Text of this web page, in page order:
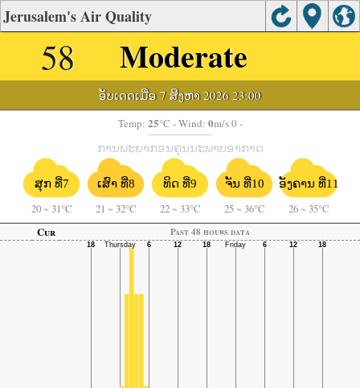
Jerusalem's Air Quality
58 Moderate
ອັບເດດເມື່ອ 7 ສິງຫາ 2026 23:00
Temp: 25°C - Wind: 0m/s 0 -
ການພະຍາກອນຄຸນນະພາບອາກາດ
ສຸກ ທີ່7
20 ~ 31°C
ເສົາ ທີ່8
21 ~ 32°C
ທິດ ທີ່9
22 ~ 33°C
ຈັນ ທີ່10
25 ~ 36°C
ອັງຄານ ທີ່11
26 ~ 35°C
Cur
Past 48 hours data